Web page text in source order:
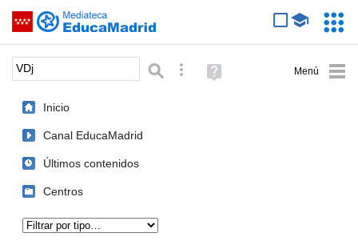
Saltar navegación
Palabra o frase: Búsqueda avanzada
Ayuda
(en
Inicio
Canal EducaMadrid
Últimos contenidos
Centros